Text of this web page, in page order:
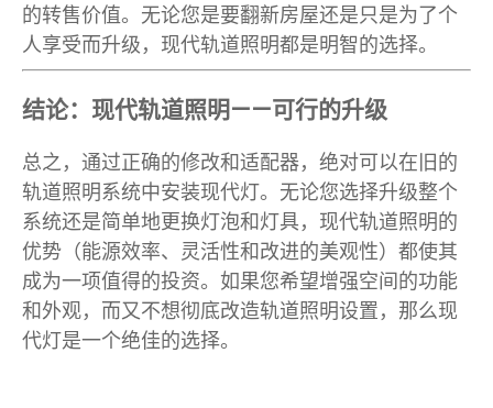
的转售价值。无论您是要翻新房屋还是只是为了个
人享受而升级，现代轨道照明都是明智的选择。
结论：现代轨道照明——可行的升级
总之，通过正确的修改和适配器，绝对可以在旧的
轨道照明系统中安装现代灯。无论您选择升级整个
系统还是简单地更换灯泡和灯具，现代轨道照明的
优势（能源效率、灵活性和改进的美观性）都使其
成为一项值得的投资。如果您希望增强空间的功能
和外观，而又不想彻底改造轨道照明设置，那么现
代灯是一个绝佳的选择。